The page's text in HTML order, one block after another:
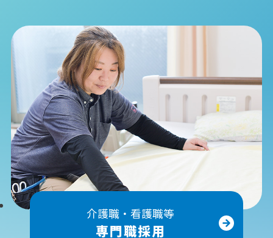
介護職・看護職等
専門職採用